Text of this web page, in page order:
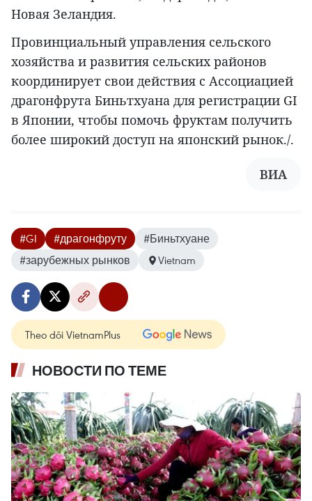
Новая Зеландия.
Провинциальный управления сельского
хозяйства и развития сельских районов
координирует свои действия с Ассоциацией
драгонфрута Биньтхуана для регистрации GI
в Японии, чтобы помочь фруктам получить
более широкий доступ на японский рынок./.
ВИА
#GI #драгонфруту
#Биньтхуане
#зарубежных рынков
Vietnam
Theo dõi VietnamPlus
НОВОСТИ ПО ТЕМЕ